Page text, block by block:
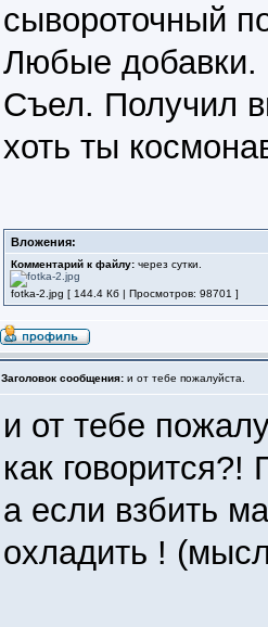
сывороточный
Любые добавки.
Съел. Получил
хоть ты
Вложения:
Комментарий к файлу: через сутки.
fotka-2.jpg [ 144.4 Кб | Просмотров: 98701 ]
Заголовок сообщения: и от тебе пожалуйста.
и от тебе
как говорится?!
а если взбить
охладить !